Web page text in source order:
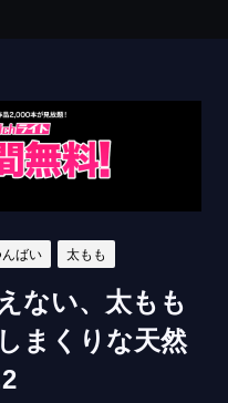
んばい 太もも
ない、太もも
まくりな天然